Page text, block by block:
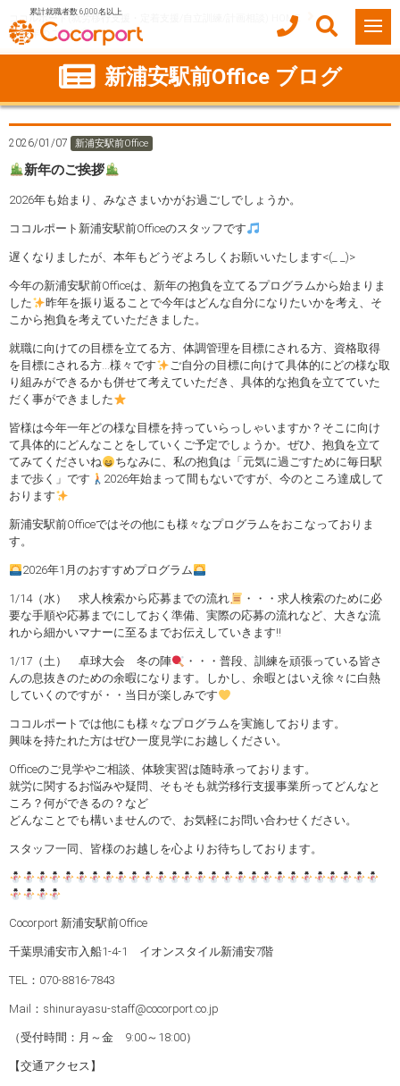
累計就職者数 6,000名以上
ココルポート(就労移行支援・定着支援/自立訓練/計画相談) HOME
新年のご挨拶
新浦安駅前Office ブログ
2026/01/07 新浦安駅前Office
新年のご挨拶
2026年も始まり、みなさまいかがお過ごしでしょうか。
ココルポート新浦安駅前Officeのスタッフです
遅くなりましたが、本年もどうぞよろしくお願いいたします<(_ _)>
今年の新浦安駅前Officeは、新年の抱負を立てるプログラムから始まりま
した
昨年を振り返ることで今年はどんな自分になりたいかを考え、そ
こから抱負を考えていただきました。
就職に向けての目標を立てる方、体調管理を目標にされる方、資格取得
を目標にされる方…様々です
ご自分の目標に向けて具体的にどの様な取
り組みができるかも併せて考えていただき、具体的な抱負を立てていた
だく事ができました
皆様は今年一年どの様な目標を持っていらっしゃいますか？そこに向け
て具体的にどんなことをしていくご予定でしょうか。ぜひ、抱負を立て
てみてくださいね
ちなみに、私の抱負は「元気に過ごすために毎日駅
まで歩く」です
2026年始まって間もないですが、今のところ達成して
おります
新浦安駅前Officeではその他にも様々なプログラムをおこなっておりま
す。
2026年1月のおすすめプログラム
1/14（水） 求人検索から応募までの流れ
・・・求人検索のために必
要な手順や応募までにしておく準備、実際の応募の流れなど、大きな流
れから細かいマナーに至るまでお伝えしていきます‼
1/17（土） 卓球大会 冬の陣
・・・普段、訓練を頑張っている皆さ
んの息抜きのための余暇になります。しかし、余暇とはいえ徐々に白熱
していくのですが・・当日が楽しみです
ココルポートでは他にも様々なプログラムを実施しております。
興味を持たれた方はぜひ一度見学にお越しください。
Officeのご見学やご相談、体験実習は随時承っております。
就労に関するお悩みや疑問、そもそも就労移行支援事業所ってどんなと
ころ？何ができるの？など
どんなことでも構いませんので、お気軽にお問い合わせください。
スタッフ一同、皆様のお越しを心よりお待ちしております。
Cocorport 新浦安駅前Office
千葉県浦安市入船1-4-1 イオンスタイル新浦安7階
TEL：070-8816-7843
Mail：shinurayasu-staff@cocorport.co.jp
（受付時間：月～金 9:00～18:00）
【交通アクセス】